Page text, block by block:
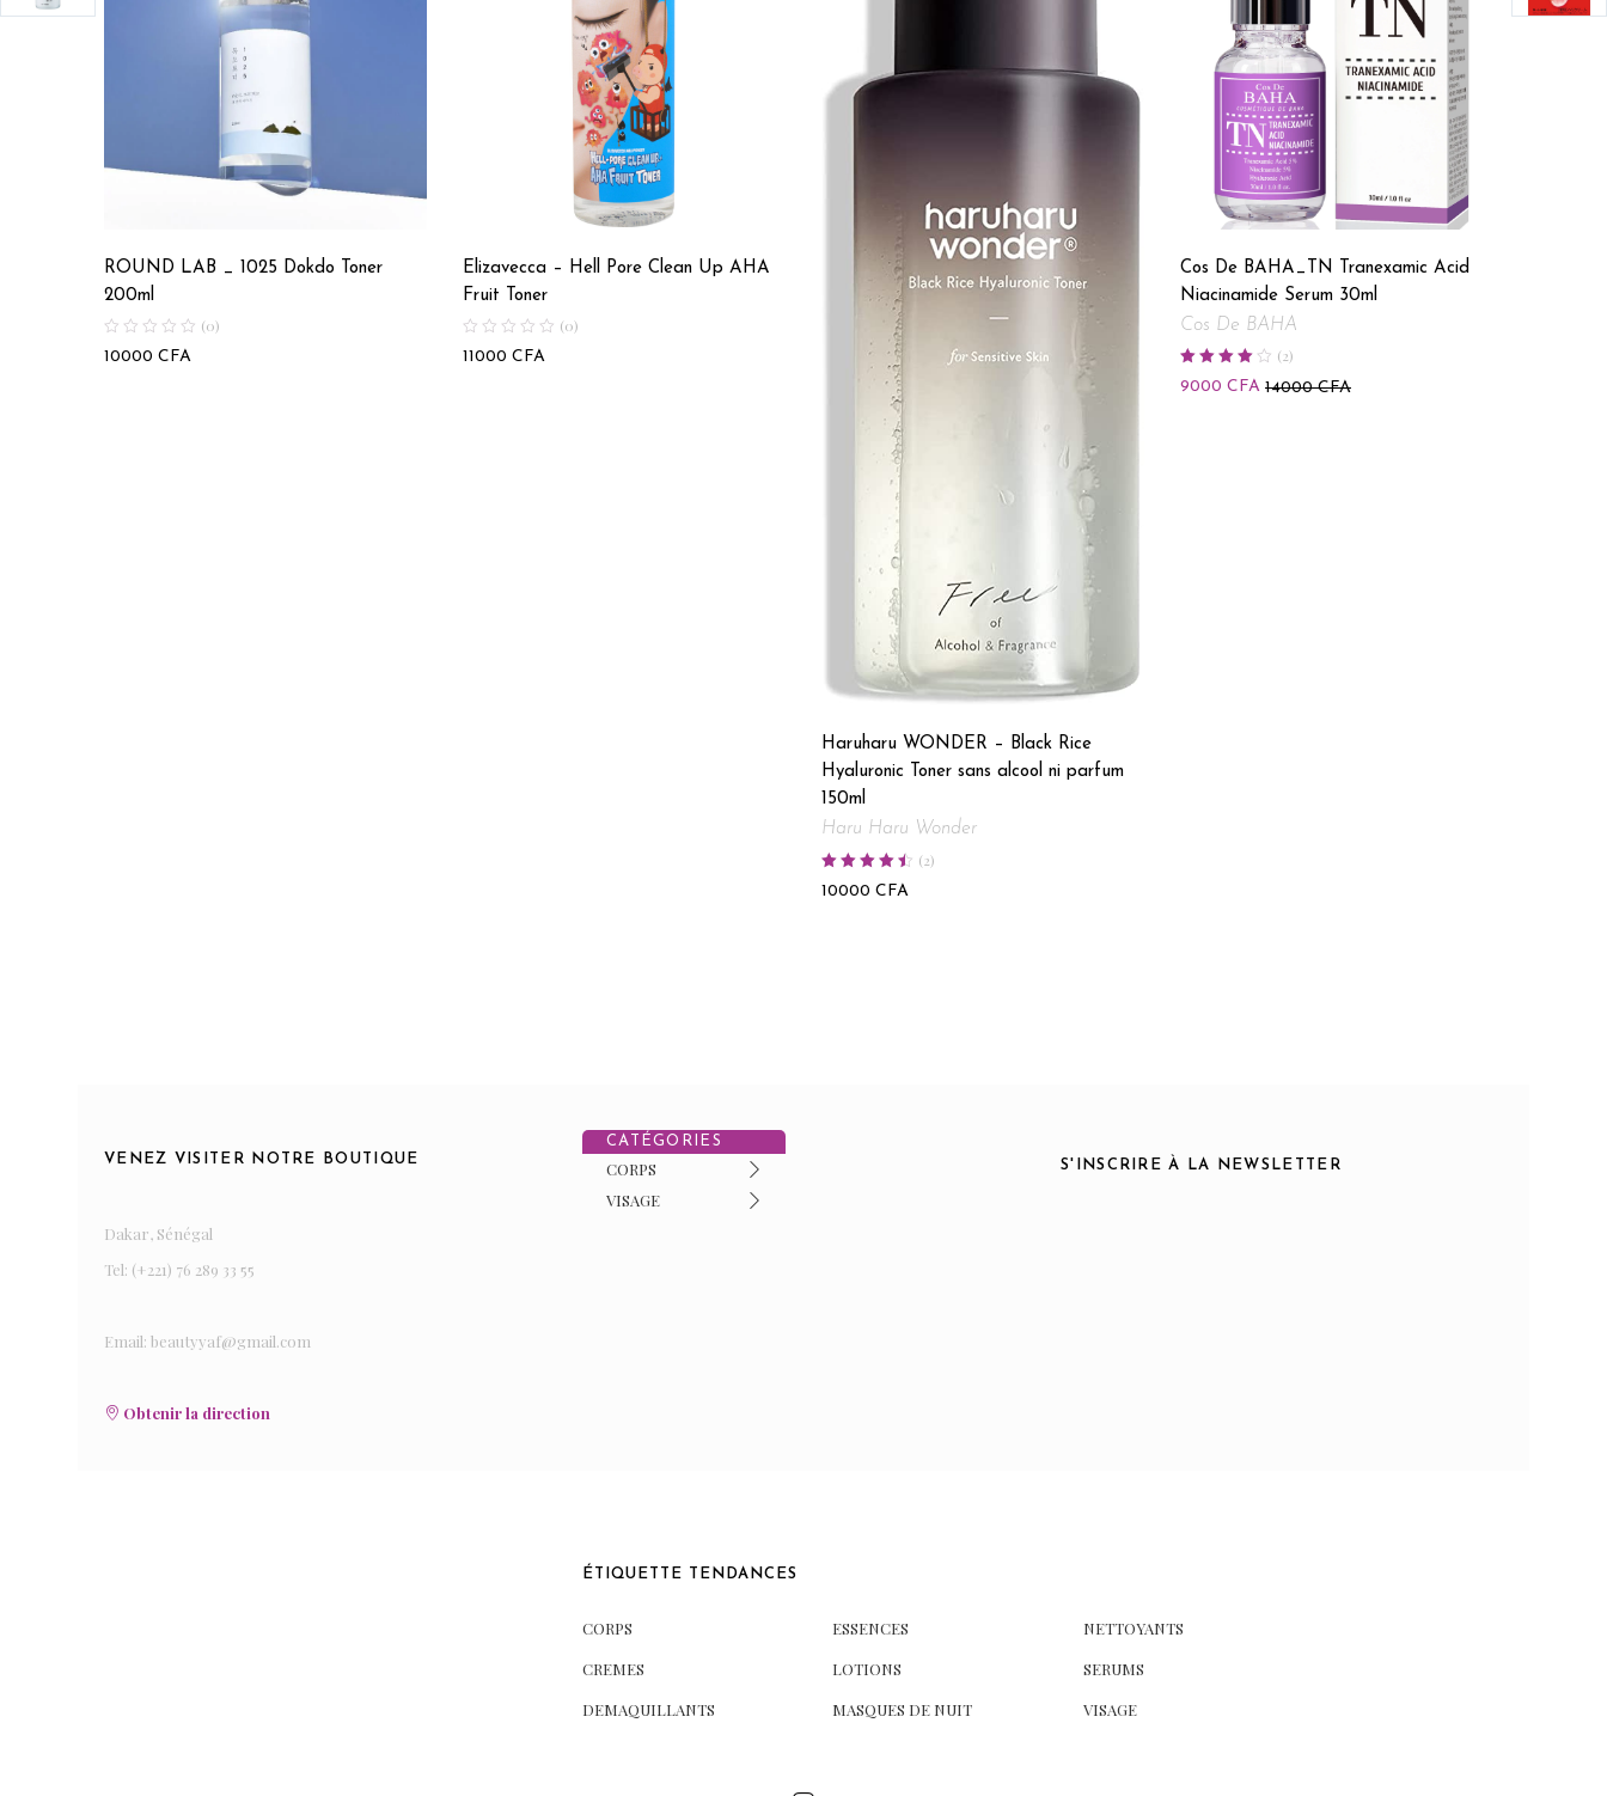
ROUND LAB _ 1025 Dokdo Toner
200ml
(0)
10000 CFA
Elizavecca – Hell Pore Clean Up AHA
Fruit Toner
(0)
11000 CFA
Haruharu WONDER – Black Rice
Hyaluronic Toner sans alcool ni parfum
150ml
Haru Haru Wonder
4.50
sur 5
(2)
10000 CFA
Cos De BAHA_TN Tranexamic Acid
Niacinamide Serum 30ml
Cos De BAHA
4.00
sur 5
(2)
9000 CFA 14000CFA
VENEZ VISITER NOTRE BOUTIQUE
Dakar, Sénégal
Tel: (+221) 76 289 33 55
Email: beautyyaf@gmail.com
Obtenir la direction
CATÉGORIES
CORPS
VISAGE
S'INSCRIRE À LA NEWSLETTER
ÉTIQUETTE TENDANCES
CORPS
CREMES
DEMAQUILLANTS
ESSENCES
LOTIONS
MASQUES DE NUIT
NETTOYANTS
SERUMS
VISAGE